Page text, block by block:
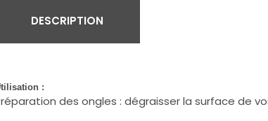
DESCRIPTION
:
des ongles : dégraisser la surface de